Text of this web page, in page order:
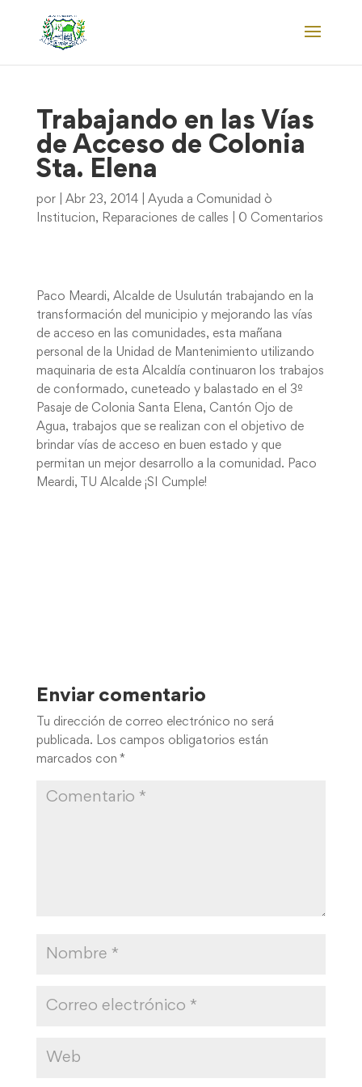
Trabajando en las Vías
de Acceso de Colonia
Sta. Elena
por Abr 23, 2014| Ayuda a Comunidad ò
Institucion, Reparaciones de calles 0 Comentarios
Paco Meardi, Alcalde de Usulután trabajando en la
transformación del municipio y mejorando las vías
de acceso en las comunidades, esta mañana
personal de la Unidad de Mantenimiento utilizando
maquinaria de esta Alcaldía continuaron los trabajos
de conformado, cuneteado y balastado en el 3º
Pasaje de Colonia Santa Elena, Cantón Ojo de
Agua, trabajos que se realizan con el objetivo de
brindar vías de acceso en buen estado y que
permitan un mejor desarrollo a la comunidad. Paco
Meardi, TU Alcalde ¡SI Cumple!
Enviar comentario
Tu dirección de correo electrónico no será
publicada. Los campos obligatorios están
marcados con *